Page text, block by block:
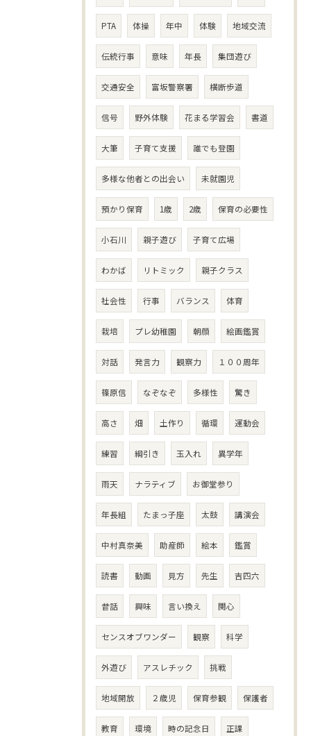
PTA 体操 年中 体験 地域交流
伝統行事 意味 年長 集団遊び
交通安全 富坂警察署 横断歩道
信号 野外体験 花まる学習会 書道
大筆 子育て支援 誰でも登園
多様な他者との出会い 未就園児
預かり保育 1歳 2歳 保育の必要性
小石川 親子遊び 子育て広場
わかば リトミック 親子クラス
社会性 行事 バランス 体育
栽培 プレ幼稚園 朝顔 絵画鑑賞
対話 発言力 観察力 １００周年
篠原信 なぞなぞ 多様性 驚き
高さ 畑 土作り 循環 運動会
練習 綱引き 玉入れ 異学年
雨天 ナラティブ お御堂参り
年長組 たまっ子座 太鼓 講演会
中村真奈美 助産師 絵本 鑑賞
読書 動画 見方 先生 吉四六
昔話 興味 言い換え 関心
センスオブワンダー 観察 科学
外遊び アスレチック 挑戦
地域開放 ２歳児 保育参観 保護者
教育 環境 時の記念日 正課